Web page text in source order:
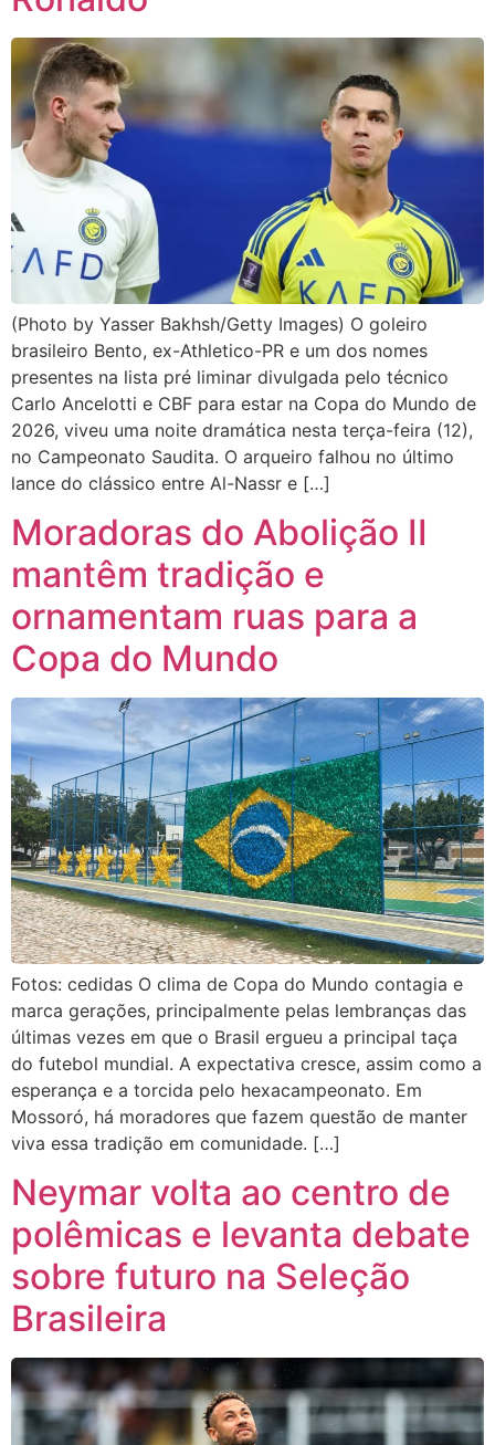
(Photo by Yasser Bakhsh/Getty Images) O goleiro
brasileiro Bento, ex-Athletico-PR e um dos nomes
presentes na lista pré liminar divulgada pelo técnico
Carlo Ancelotti e CBF para estar na Copa do Mundo de
2026, viveu uma noite dramática nesta terça-feira (12),
no Campeonato Saudita. O arqueiro falhou no último
lance do clássico entre Al-Nassr e […]
Moradoras do Abolição II
mantêm tradição e
ornamentam ruas para a
Copa do Mundo
Fotos: cedidas O clima de Copa do Mundo contagia e
marca gerações, principalmente pelas lembranças das
últimas vezes em que o Brasil ergueu a principal taça
do futebol mundial. A expectativa cresce, assim como a
esperança e a torcida pelo hexacampeonato. Em
Mossoró, há moradores que fazem questão de manter
viva essa tradição em comunidade. […]
Neymar volta ao centro de
polêmicas e levanta debate
sobre futuro na Seleção
Brasileira